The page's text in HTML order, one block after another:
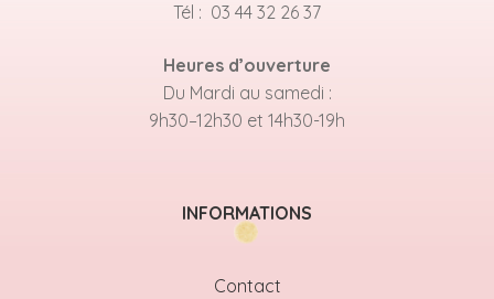
Tél : 03 44 32 26 37
Heures d’ouverture
Du Mardi au samedi :
9h30–12h30 et 14h30-19h
INFORMATIONS
Contact